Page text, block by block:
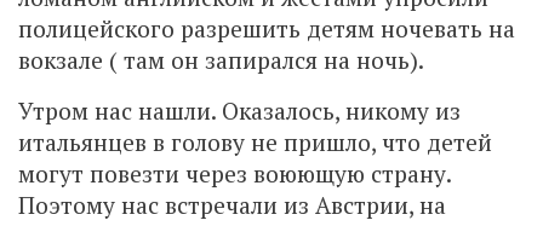
полицейского разрешить детям ночевать на
вокзале ( там он запирался на ночь).
Утром нас нашли. Оказалось, никому из
итальянцев в голову не пришло, что детей
могут повезти через воюющую страну.
Поэтому нас встречали из Австрии, на